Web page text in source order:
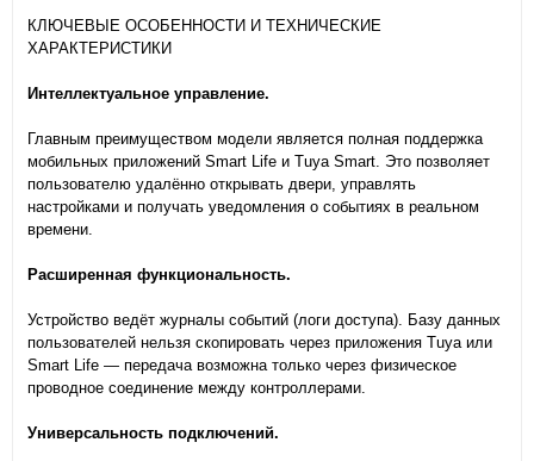
КЛЮЧЕВЫЕ ОСОБЕННОСТИ И ТЕХНИЧЕСКИЕ
ХАРАКТЕРИСТИКИ
Интеллектуальное управление.
Главным преимуществом модели является полная поддержка
мобильных приложений Smart Life и Tuya Smart. Это позволяет
пользователю удалённо открывать двери, управлять
настройками и получать уведомления о событиях в реальном
времени.
Расширенная функциональность.
Устройство ведёт журналы событий (логи доступа). Базу данных
пользователей нельзя скопировать через приложения Tuya или
Smart Life — передача возможна только через физическое
проводное соединение между контроллерами.
Универсальность подключений.